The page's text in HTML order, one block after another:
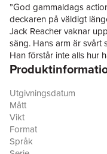
”God gammaldags
deckaren på väldigt
Jack Reacher vaknar
säng. Hans arm är
Han förstår inte alls hur
att han liftade och att
verkar tro att de två var
om hans skador, men
prata.
Reacher vet ännu
reda på sanningen.
Utgivningsdatum
Mått
Vikt
Format
Språk